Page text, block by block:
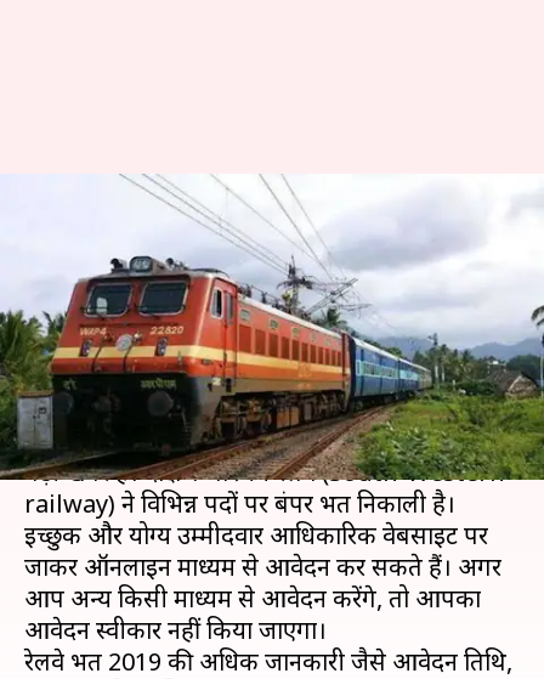
रेलवे भर्ती 2019: 12वीं और स्नातक
वालों के लिए निकली भर्ती, जल्द करें
आवेदन
लेखन मोना दीक्षित Oct 26, 2019 08:49 pm
क्या है खबर?
रेलवे भर्ती की तलाश करने वाले उम्मीदवारों के लिए एक
बड़ी खबर है। दक्षिण-पश्चिम रेलवे (South-Western
railway) ने विभिन्न पदों पर बंपर भर्ती निकाली है।
इच्छुक और योग्य उम्मीदवार आधिकारिक वेबसाइट पर
जाकर ऑनलाइन माध्यम से आवेदन कर सकते हैं। अगर
आप अन्य किसी माध्यम से आवेदन करेंगे, तो आपका
आवेदन स्वीकार नहीं किया जाएगा।
रेलवे भर्ती 2019 की अधिक जानकारी जैसे आवेदन तिथि,